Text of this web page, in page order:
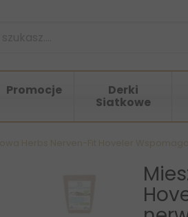
Promocje Derki
Siatkowe